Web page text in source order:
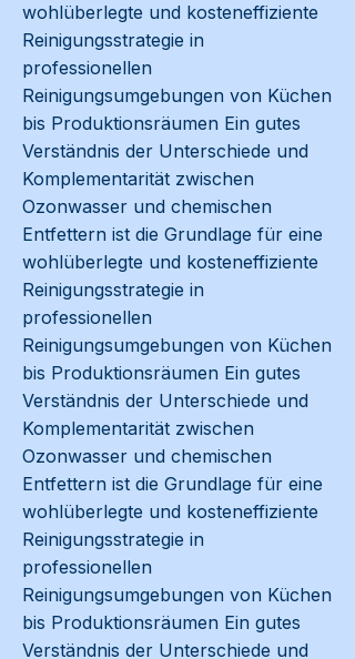
wohlüberlegte und kosteneffiziente
Reinigungsstrategie in
professionellen
Reinigungsumgebungen von Küchen
bis Produktionsräumen Ein gutes
Verständnis der Unterschiede und
Komplementarität zwischen
Ozonwasser und chemischen
Entfettern ist die Grundlage für eine
wohlüberlegte und kosteneffiziente
Reinigungsstrategie in
professionellen
Reinigungsumgebungen von Küchen
bis Produktionsräumen Ein gutes
Verständnis der Unterschiede und
Komplementarität zwischen
Ozonwasser und chemischen
Entfettern ist die Grundlage für eine
wohlüberlegte und kosteneffiziente
Reinigungsstrategie in
professionellen
Reinigungsumgebungen von Küchen
bis Produktionsräumen Ein gutes
Verständnis der Unterschiede und